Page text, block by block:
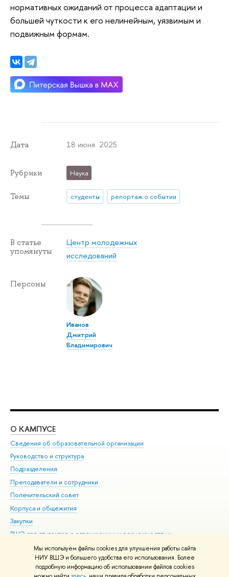
Мы используем файлы cookies для улучшения работы сайта
НИУ ВШЭ и большего удобства его использования. Более
подробную информацию об использовании файлов cookies
нормативных ожиданий от процесса адаптации и
большей чуткости к его нелинейным, уязвимым и
подвижным формам.
Дата 18 июня 2025
Рубрики Наука
Темы студенты репортаж о событии
В статье
упомянуты
Центр молодежных
исследований
Персоны
Иванов
Дмитрий
Владимирович
О КАМПУСЕ
Сведения об образовательной организации
Руководство и структура
Подразделения
Преподаватели и сотрудники
Попечительский совет
Корпуса и общежития
Закупки
ВШЭ для студентов с ограниченными возможностями
здоровья и инвалидностью
Версия для слабовидящих
Единая платежная страница